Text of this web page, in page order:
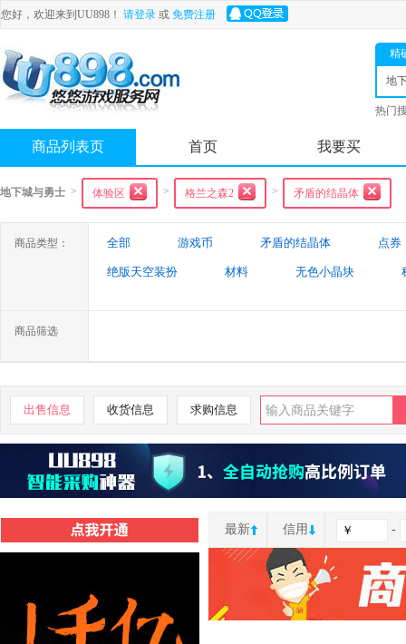
您好，欢迎来到UU898！ 请登录 或 免费注册
精
地
士
热门
商品列表页 首页 我要买
地下城与勇士 > 体验区 > 格兰之森2 > 矛盾的结晶体
商品类型： 全部 游戏币 矛盾的结晶体 点券
绝版天空装扮 材料 无色小晶块
商品筛选
出售信息 收货信息 求购信息
最新 信用 -